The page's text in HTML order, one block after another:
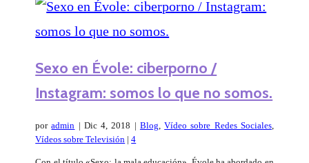
Sexo en Évole: ciberporno /
Instagram: somos lo que no somos.
poradmin | Dic 4, 2018 | Blog ,Vídeo sobre Redes Sociales,
Vídeos sobre Televisión |4